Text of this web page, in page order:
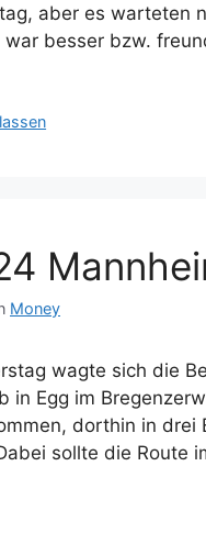
aber es warteten
war besser bzw.
Money
wagte sich die
in Egg im
dorthin in drei
sollte die Route